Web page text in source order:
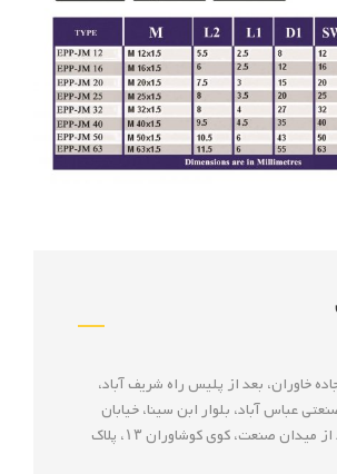
خاوران، بعد از پليس راه شريف آباد،
عباس آباد، بلوار ابن سينا، خيابان
۴۰، بعد از ميدان صنعت، كوی كوشاوران ۱۳، پلاک